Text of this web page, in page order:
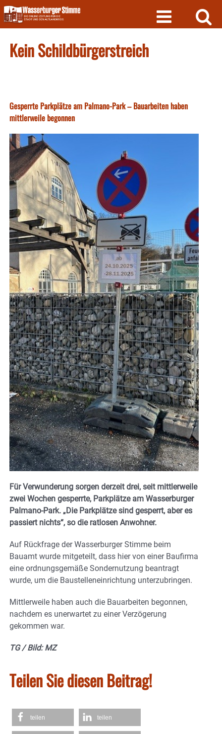
Skip
to
content
Kein Schildbürgerstreich
Gesperrte Parkplätze am Palmano-Park – Bauarbeiten haben
mittlerweile begonnen
Für Verwunderung sorgen derzeit drei, seit mittlerweile
zwei Wochen gesperrte, Parkplätze am Wasserburger
Palmano-Park. „Die Parkplätze sind gesperrt, aber es
passiert nichts“, so die ratlosen Anwohner.
Auf Rückfrage der Wasserburger Stimme beim
Bauamt wurde mitgeteilt, dass hier von einer Baufirma
eine ordnungsgemäße Sondernutzung beantragt
wurde, um die Baustelleneinrichtung unterzubringen.
Mittlerweile haben auch die Bauarbeiten begonnen,
nachdem es unerwartet zu einer Verzögerung
gekommen war.
TG / Bild: MZ
Teilen Sie diesen Beitrag!
teilen teilen